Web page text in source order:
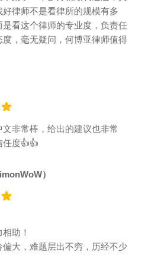
律师不是看律所的规模有多
看这个律师的专业度，负责任
，毫无疑问，何博亚律师值得
非常棒，给出的建议也非常
任度👍👍
）
助！
大，难题层出不穷，历经不少